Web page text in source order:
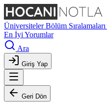
ÜniversitelerBölüm Sıralamaları
En İyi Yorumlar
Ara
Giriş Yap
Geri Dön